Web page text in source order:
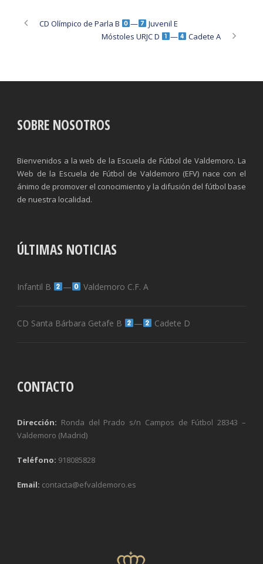
CD Olímpico de Parla B —
Juvenil E
Móstoles URJC D
— Cadete A
SOBRE NOSOTROS
Bienvenidos a la web de la Escuela de Fútbol de Valdemoro. La
Web de la Escuela de Fútbol de Valdemoro (EFV) nace con el
ánimo de promover el conocimiento y la difusión del fútbol base
de nuestra localidad.
ÚLTIMAS NOTICIAS
Infantil B — Valdemoro C.F. A
CD Santa Bárbara Getafe B — Cadete D
CONTACTO
Dirección: Ronda del Prado s/n Campos de Fútbol 28343 –
Valdemoro (Madrid)
Teléfono: 918085828
Email: contacta@efvaldemoro.es